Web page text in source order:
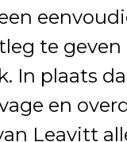
te geven
In plaats
en
Leavitt